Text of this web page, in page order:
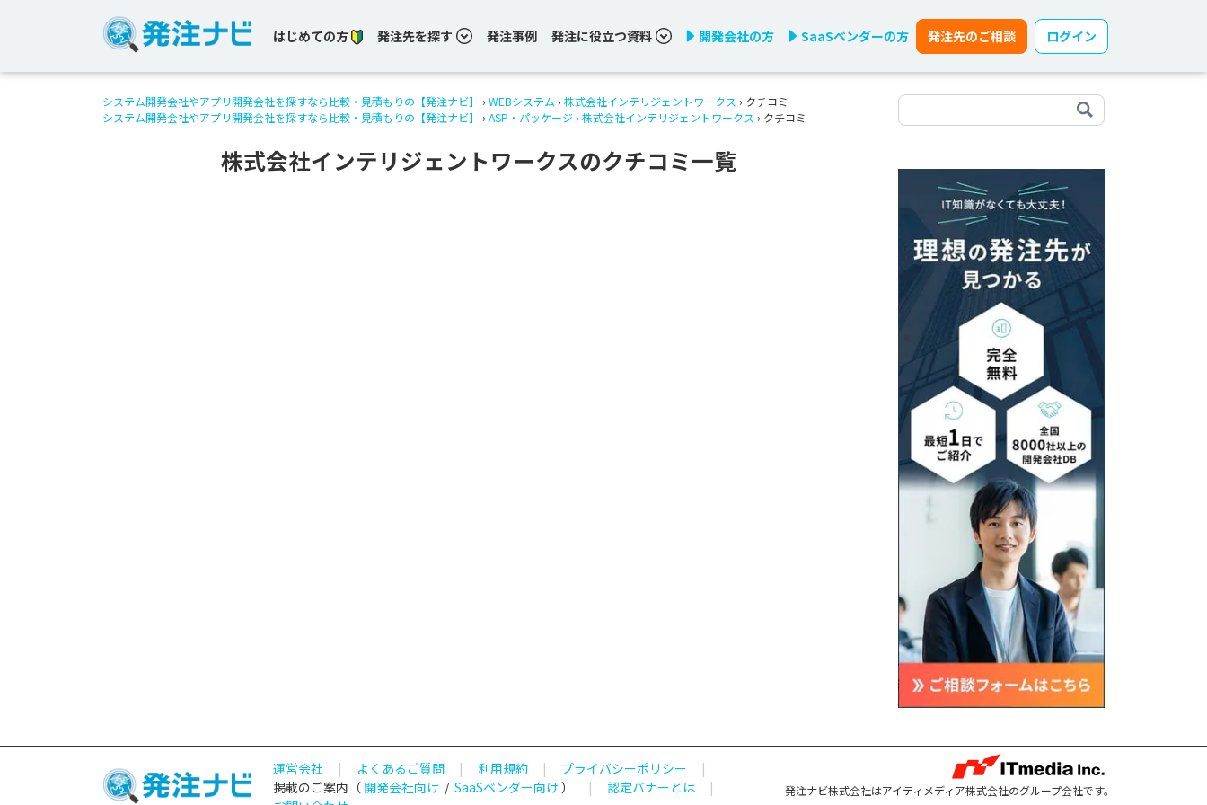
はじめての方 発注先を探す 発注事例 発注に役立つ資料 開発会社の方 SaaSベンダーの方 発注先のご相談 ログイン
システム開発会社やアプリ開発会社を探すなら比較・見積もりの【発注ナビ】 › WEBシステム › 株式会社インテリジェントワークス › クチコミ
システム開発会社やアプリ開発会社を探すなら比較・見積もりの【発注ナビ】
› ASP・パッケージ › 株式会社インテリジェントワークス › クチコミ
株式会社インテリジェントワークスのクチコミ一覧
運営会社 | よくあるご質問 | 利用規約 | プライバシーポリシー
|
掲載のご案内（ 開発会社向け / SaaSベンダー向け） | 認定バナーとは
|
発注ナビ株式会社はアイティメディア株式会社のグループ会社です。